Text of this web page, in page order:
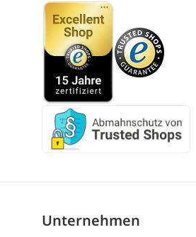
Unternehmen